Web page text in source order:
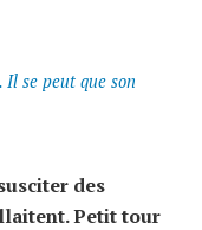
se peut que son
des
Petit tour